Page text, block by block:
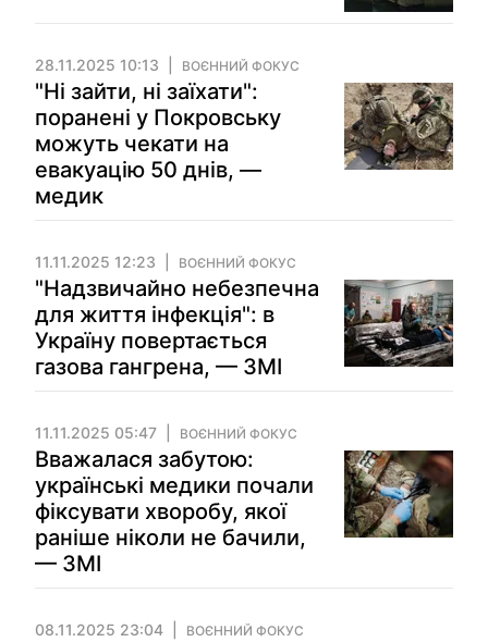
28.11.2025 10:13 ВОЄННИЙ ФОКУС
"Ні зайти, ні заїхати":
поранені у Покровську
можуть чекати на
евакуацію 50 днів, —
медик
11.11.2025 12:23 ВОЄННИЙ ФОКУС
"Надзвичайно небезпечна
для життя інфекція": в
Україну повертається
газова гангрена, — ЗМІ
11.11.2025 05:47 ВОЄННИЙ ФОКУС
Вважалася забутою:
українські медики почали
фіксувати хворобу, якої
раніше ніколи не бачили,
— ЗМІ
08.11.2025 23:04 ВОЄННИЙ ФОКУС